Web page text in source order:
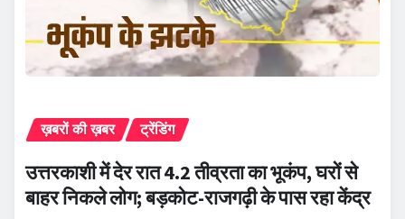
ख़बरों की ख़बर ट्रेंडिंग
उत्तरकाशी में देर रात 4.2 तीव्रता का भूकंप, घरों से
बाहर निकले लोग; बड़कोट-राजगढ़ी के पास रहा केंद्र